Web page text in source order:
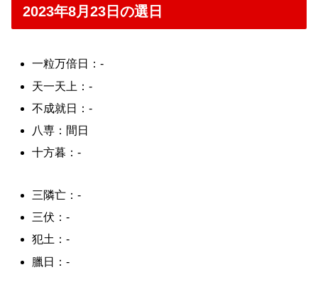
2023年8月23日の選日
一粒万倍日：-
天一天上：-
不成就日：-
八専：間日
十方暮：-
三隣亡：-
三伏：-
犯土：-
臘日：-